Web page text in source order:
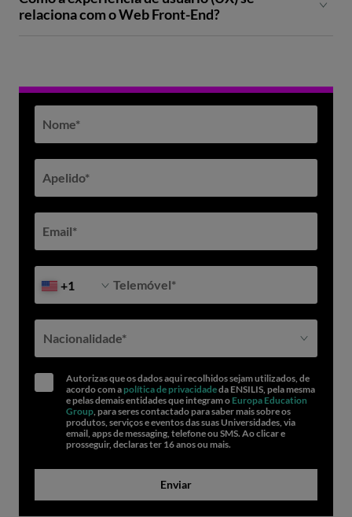
relaciona com o Web Front-End?
Nome*
Apelido*
Email*
+1 Telemóvel*
Nacionalidade*
Autorizas que os dados aqui recolhidos sejam utilizados, de
acordo com a política de privacidadeda ENSILIS, pela mesma
e pelas demais entidades que integram o Europa Education
Group , para seres contactado para saber mais sobre os
produtos, serviços e eventos das suas Universidades, via
email, apps de messaging, telefone ou SMS. Ao clicar e
prosseguir, declaras ter 16 anos ou mais.
Enviar